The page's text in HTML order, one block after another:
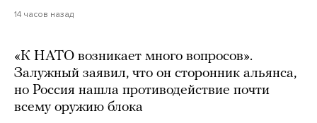
14 часов назад
«К НАТО возникает много вопросов».
Залужный заявил, что он сторонник альянса,
но Россия нашла противодействие почти
всему оружию блока